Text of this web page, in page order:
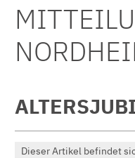
Dieser Artikel befindet